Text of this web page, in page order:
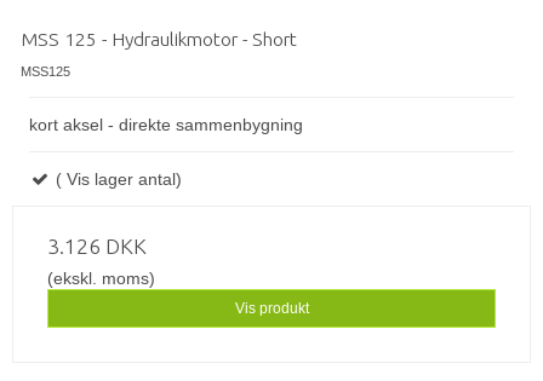
MSS 125 - Hydraulikmotor - Short
MSS125
kort aksel - direkte sammenbygning
( Vis lager antal)
3.126 DKK
(ekskl. moms)
Vis produkt